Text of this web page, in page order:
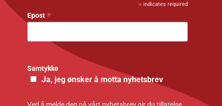
* indicates required
Epost*
Samtykke
Ja, jeg ønsker å motta nyhetsbrev